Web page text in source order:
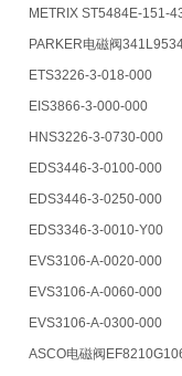
METRIX ST5484E-151-
PARKER电磁阀
ETS3226-3-018-000
EIS3866-3-000-000
HNS3226-3-0730-000
EDS3446-3-0100-000
EDS3446-3-0250-000
EDS3346-3-0010-Y00
EVS3106-A-0020-000
EVS3106-A-0060-000
EVS3106-A-0300-000
ASCO电磁阀